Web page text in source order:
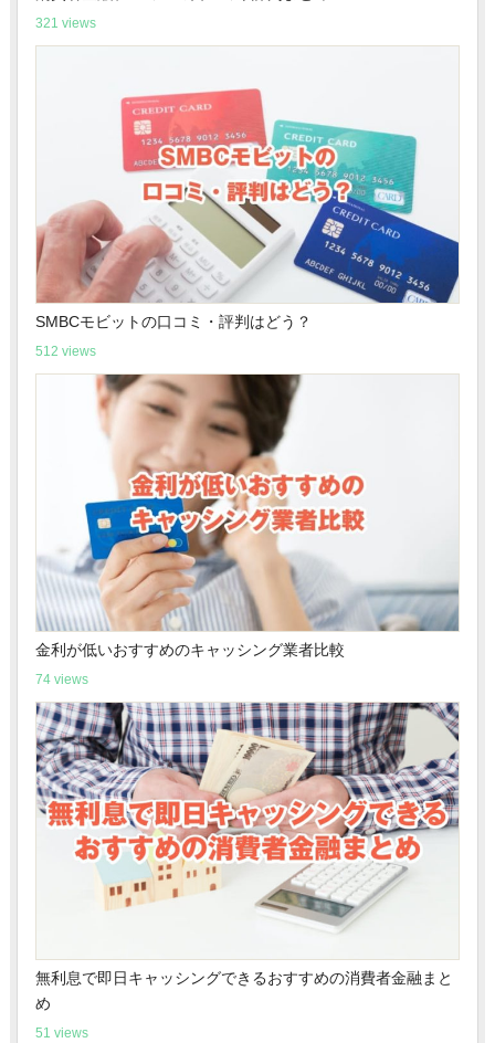
321 views
SMBCモビットの口コミ・評判はどう？
512 views
金利が低いおすすめのキャッシング業者比較
74 views
無利息で即日キャッシングできるおすすめの消費者金融まと
め
51 views